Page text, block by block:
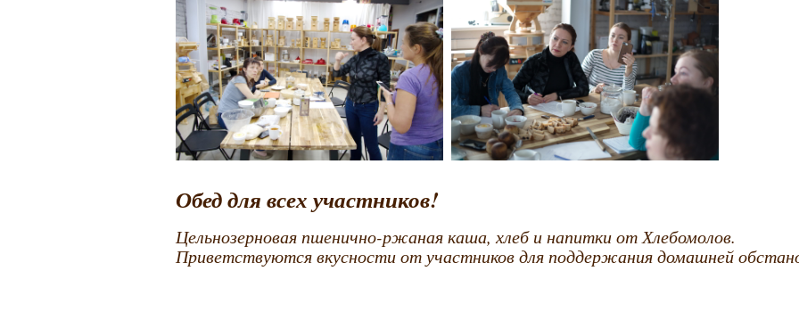
Обед для всех участников!
Цельнозерновая пшенично-ржаная каша, хлеб и напитки от Хлебомолов.
Приветствуются вкусности от участников для поддержания домашней